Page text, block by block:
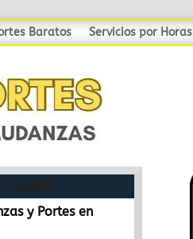
Baratos Servicios por Horas
y Portes en